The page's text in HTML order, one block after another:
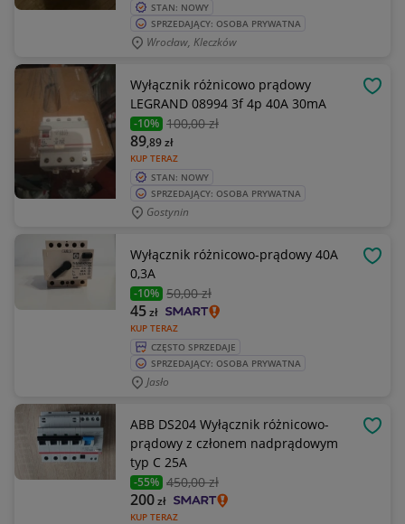
STAN: NOWY
SPRZEDAJĄCY: OSOBA PRYWATNA
Wrocław, Kleczków
Wyłącznik różnicowo prądowy
LEGRAND 08994 3f 4p 40A 30mA
-10% 100,00 zł
KUP TERAZ
89,89zł
STAN: NOWY
SPRZEDAJĄCY: OSOBA PRYWATNA
Gostynin
Wyłącznik różnicowo-prądowy 40A
0,3A
-10% 50,00 zł
KUP TERAZ
45zł
CZĘSTO SPRZEDAJE
SPRZEDAJĄCY: OSOBA PRYWATNA
Jasło
ABB DS204 Wyłącznik różnicowo-
prądowy z członem nadprądowym
typ C 25A
-55% 450,00 zł
KUP TERAZ
200zł